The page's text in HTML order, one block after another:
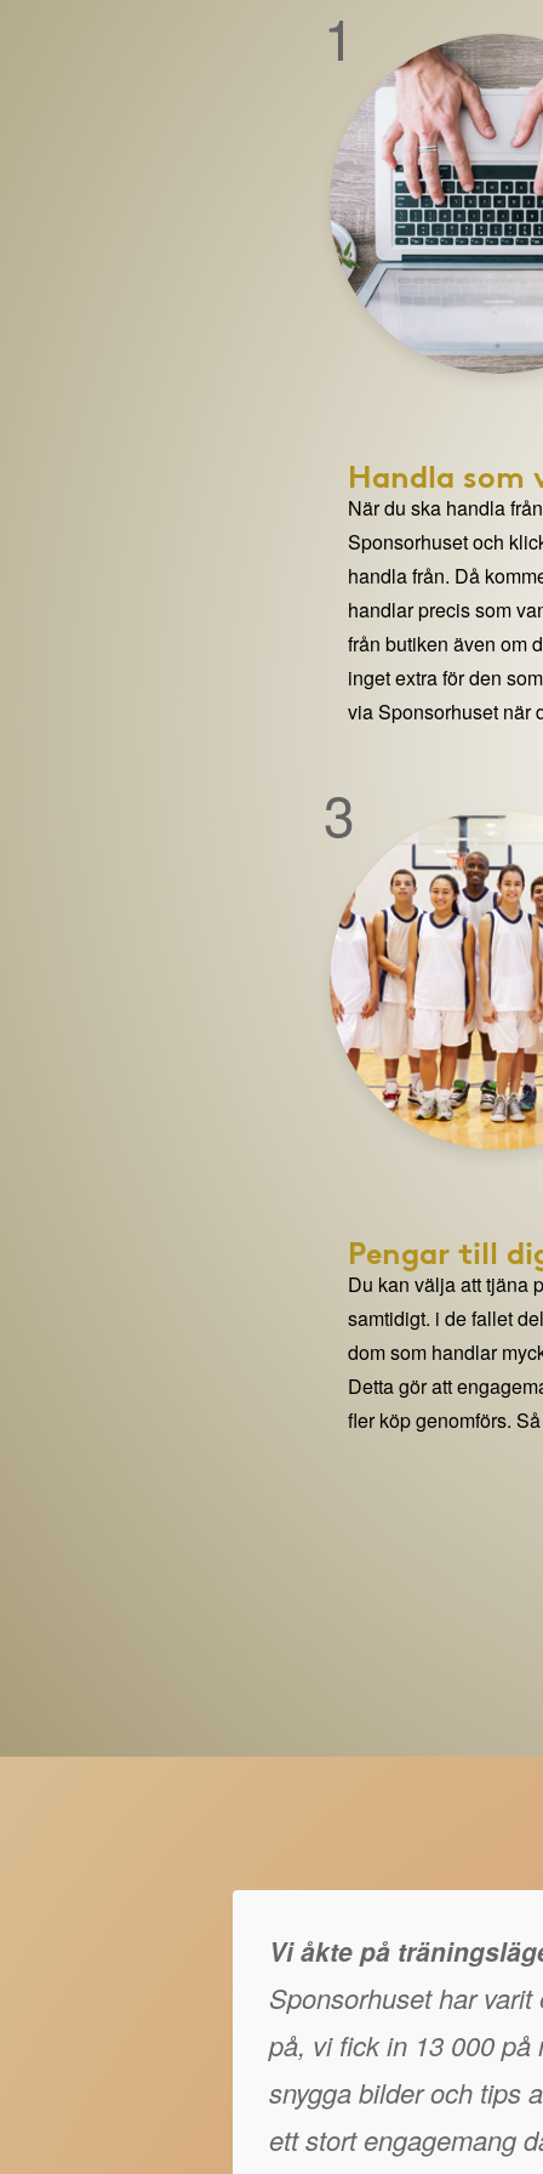
1
Handla som
När du ska handla
Sponsorhuset och
handla från. Då
handlar precis som
från butiken även om
inget extra för den
via Sponsorhuset när
3
Pengar till
Du kan välja att tjäna
samtidigt. i de fallet
dom som handlar
Detta gör att
fler köp genomförs.
Vi åkte på
Sponsorhuset har
på, vi fick in 13 000 på
snygga bilder och tips
ett stort engagemang